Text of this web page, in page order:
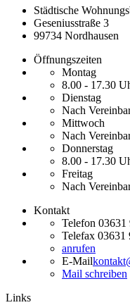
Städtische
Geseniusstraße 3
99734 Nordhausen
Öffnungszeiten
Montag
8.00 - 17.30
Dienstag
Nach
Mittwoch
Nach
Donnerstag
8.00 - 17.30
Freitag
Nach
Kontakt
Telefon 03631
Telefax 03631
anrufen
E-Mail
Mail schreiben
Links